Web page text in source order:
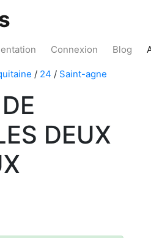
Connexion Blog
/ 24 / Saint-agne
DEUX